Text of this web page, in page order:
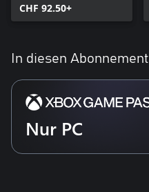
CHF 92.50+
In diesen
Nur PC